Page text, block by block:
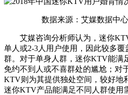
数据来源：艾媒数据中心
艾媒咨询分析师认为，迷你
单人或2-3人用户使用，因此较多覆
群。对于单身人群，迷你KTV能满
免约不到人或不喜群处的尴尬；对
KTV则为其提供独处空间，较好地
迷你KTV产品能满足不同人群使用